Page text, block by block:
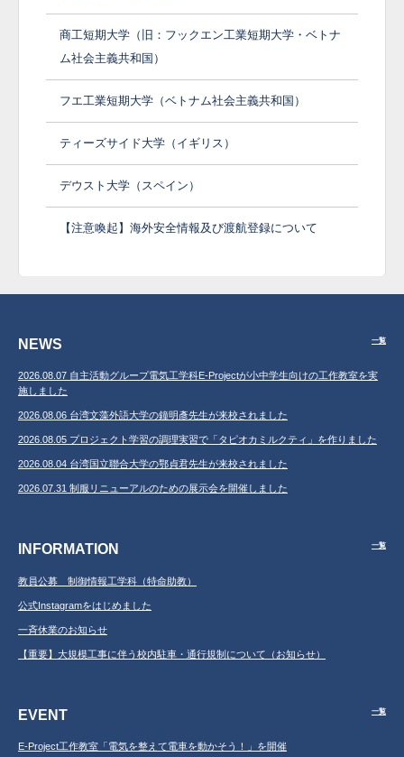
商工短期大学（旧：フックエン工業短期大学・ベトナ
ム社会主義共和国）
フエ工業短期大学（ベトナム社会主義共和国）
ティーズサイド大学（イギリス）
デウスト大学（スペイン）
【注意喚起】海外安全情報及び渡航登録について
NEWS 一覧
2026.08.07 自主活動グループ電気工学科E-Projectが小中学生向けの工作教室を実
施しました
2026.08.06 台湾文藻外語大学の鐘明彥先生が来校されました
2026.08.05 プロジェクト学習の調理実習で「タピオカミルクティ」を作りました
2026.08.04 台湾国立聯合大学の鄂貞君先生が来校されました
2026.07.31 制服リニューアルのための展示会を開催しました
INFORMATION 一覧
教員公募 制御情報工学科（特命助教）
公式Instagramをはじめました
一斉休業のお知らせ
【重要】大規模工事に伴う校内駐車・通行規制について（お知らせ）
EVENT 一覧
E-Project工作教室「電気を整えて電車を動かそう！」を開催